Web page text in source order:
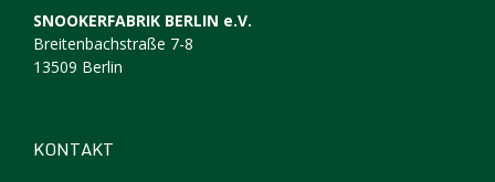
SNOOKERFABRIK BERLIN e.V.
Breitenbachstraße 7-8
13509 Berlin
KONTAKT